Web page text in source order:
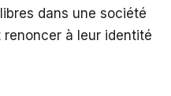
dans une société
à leur identité